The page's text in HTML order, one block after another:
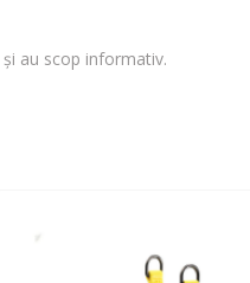
au scop informativ.